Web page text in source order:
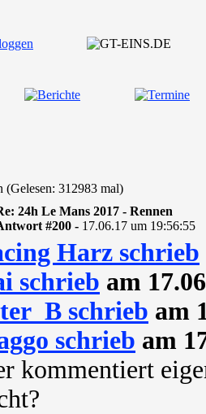
(Gelesen: 312983 mal)
24h Le Mans 2017 - Rennen
#200 - 17.06.17 um 19:56:55
Harz schrieb
schrieb am
schrieb am
schrieb am
kommentiert